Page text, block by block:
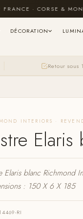
· CORSE & MONACO
DÉCORATION
Retour sous
INTERIORS ·
Elaris blanc Richmond
: 150 X 6 X 185
RI